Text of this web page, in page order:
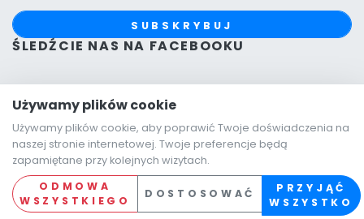
SUBSKRYBUJ
ŚLEDŹCIE NAS NA FACEBOOKU
© 2026, ALSES s.r.o. Wszelkie prawa zastrzeżone.
Używamy plików cookie
Używamy plików cookie, aby poprawić Twoje doświadczenia na
naszej stronie internetowej. Twoje preferencje będą
zapamiętane przy kolejnych wizytach.
ODMOWA
WSZYSTKIEGO
DOSTOSOWAĆ
PRZYJĄĆ
WSZYSTKO